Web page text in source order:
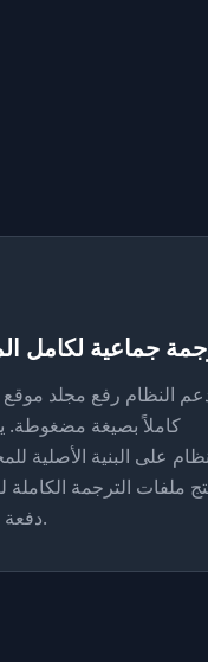
جماعية لكامل
النظام رفع مجلد موقع
كاملاً بصيغة مضغوطة.
على البنية الأصلية
ملفات الترجمة الكاملة
دفعة واحدة.